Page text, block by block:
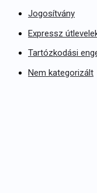
Jogosítvány
Expressz
Tartózkodási
Nem kategorizált